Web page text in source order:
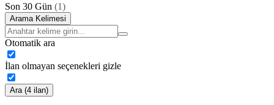
Son 30 Gün (1)
Arama Kelimesi
Otomatik ara
İlan olmayan seçenekleri gizle
Ara (4 ilan)